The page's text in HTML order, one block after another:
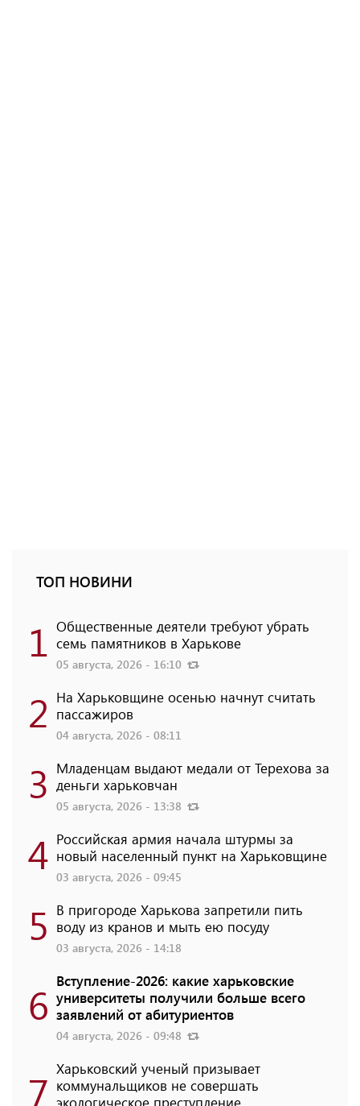
ТОП НОВИНИ
1 Общественные деятели требуют убрать
семь памятников в Харькове
05 августа, 2026 - 16:10
2 На Харьковщине осенью начнут считать
пассажиров
04 августа, 2026 - 08:11
3 Младенцам выдают медали от Терехова за
деньги харьковчан
05 августа, 2026 - 13:38
4 Российская армия начала штурмы за
новый населенный пункт на Харьковщине
03 августа, 2026 - 09:45
5 В пригороде Харькова запретили пить
воду из кранов и мыть ею посуду
03 августа, 2026 - 14:18
6 Вступление-2026: какие харьковские
университеты получили больше всего
заявлений от абитуриентов
04 августа, 2026 - 09:48
7 Харьковский ученый призывает
коммунальщиков не совершать
экологическое преступление